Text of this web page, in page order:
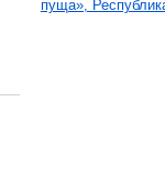
пуща»,